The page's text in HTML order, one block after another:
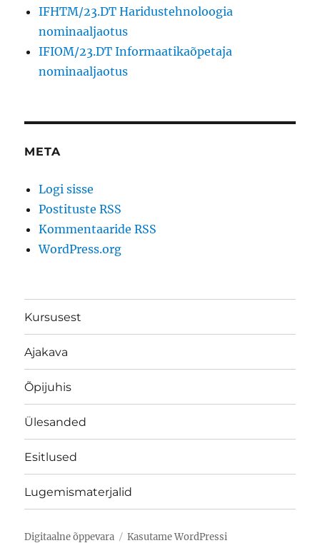
IFHTM/23.DT Haridustehnoloogia
nominaaljaotus
IFIOM/23.DT Informaatikaõpetaja
nominaaljaotus
META
Logi sisse
Postituste RSS
Kommentaaride RSS
WordPress.org
Kursusest
Ajakava
Õpijuhis
Ülesanded
Esitlused
Lugemismaterjalid
Digitaalne õppevara Kasutame WordPressi